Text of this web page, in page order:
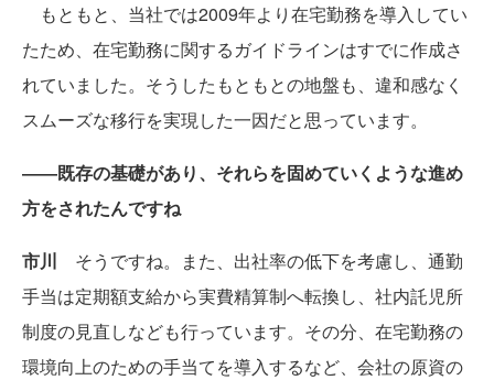
もともと、当社では2009年より在宅勤務を導入してい
たため、在宅勤務に関するガイドラインはすでに作成さ
れていました。そうしたもともとの地盤も、違和感なく
スムーズな移行を実現した一因だと思っています。
――既存の基礎があり、それらを固めていくような進め
方をされたんですね
市川 そうですね。また、出社率の低下を考慮し、通勤
手当は定期額支給から実費精算制へ転換し、社内託児所
制度の見直しなども行っています。その分、在宅勤務の
環境向上のための手当てを導入するなど、会社の原資の